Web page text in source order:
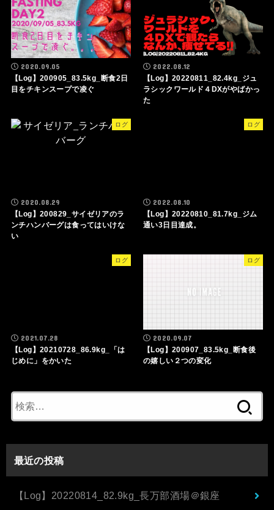
2020.09.05
【Log】200905_83.5kg_断食2日
目をチキンスープで凌ぐ
2022.08.12
【Log】20220811_82.4kg_ジュ
ラシックワールド４DXがやばかっ
た
ログ
2020.08.29
【Log】200829_サイゼリアのラ
ンチハンバーグは食ってはいけな
い
ログ
2022.08.10
【Log】20220810_81.7kg_ジム
通い3日目達成。
ログ
2021.07.28
【Log】20210728_86.9kg_「は
じめに」をかいた
ログ
2020.09.07
【Log】200907_83.5kg_断食後
の嬉しい２つの変化
索:
最近の投稿
【Log】20220814_82.9kg_長万部酒場＠銀座